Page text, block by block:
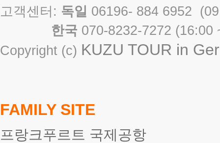
고객센터: 독일 06196- 884 6952
한국 070-8232-7272 (
Copyright (c) KUZU TOUR in
FAMILY SITE
프랑크푸르트 국제공항